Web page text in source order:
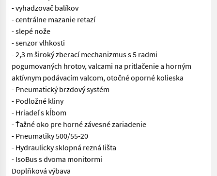
- vyhadzovač balíkov
- centrálne mazanie reťazí
- slepé nože
- senzor vlhkosti
- 2,3 m široký zberací mechanizmus s 5 radmi
pogumovaných hrotov, valcami na pritlačenie a horným
aktívnym podávacím valcom, otočné oporné kolieska
- Pneumatický brzdový systém
- Podložné kliny
- Hriadeľ s kĺbom
- Ťažné oko pre horné závesné zariadenie
- Pneumatiky 500/55-20
- Hydraulicky sklopná rezná lišta
- IsoBus s dvoma monitormi
Doplňková výbava